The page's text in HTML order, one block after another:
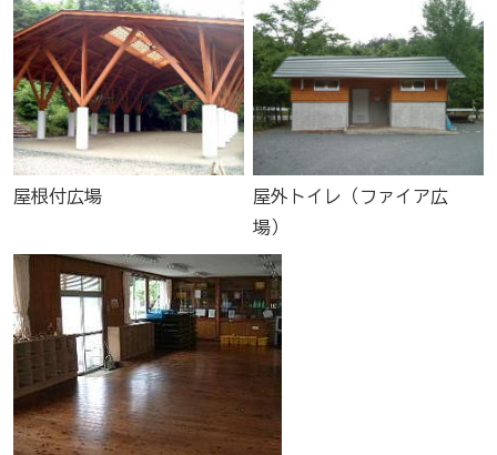
屋根付広場
屋外トイレ（ファイア広
場）